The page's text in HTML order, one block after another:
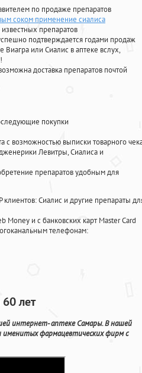
по продаже препаратов
соком применение сиалиса
препаратов
подтверждается годами продаж
или Сиалис в аптеке вслух,
доставка препаратов почтой
покупки
возможностью выписки товарного
Левитры, Сиалиса и
препаратов удобным для
клиентов: Сиалис и другие препараты
и с банковских карт Master Card
телефонам:
лет
интернет- аптеке Самары. В нашей
фармацевтических фирм с